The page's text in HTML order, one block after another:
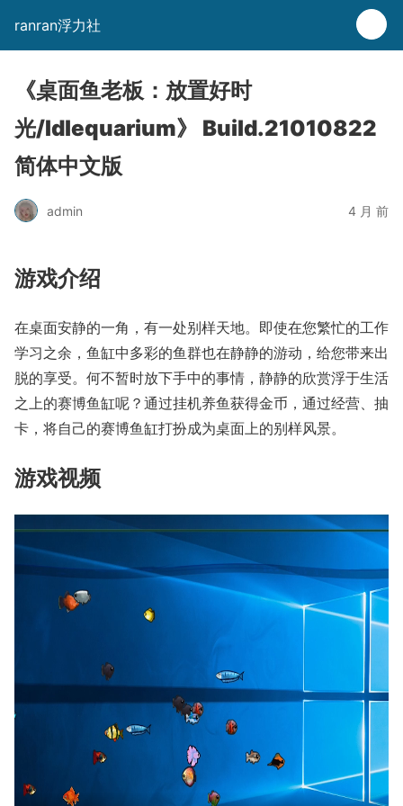
ranran浮力社
《桌面鱼老板：放置好时
光/Idlequarium》 Build.21010822
简体中文版
admin 4 月 前
游戏介绍
在桌面安静的一角，有一处别样天地。即使在您繁忙的工作
学习之余，鱼缸中多彩的鱼群也在静静的游动，给您带来出
脱的享受。何不暂时放下手中的事情，静静的欣赏浮于生活
之上的赛博鱼缸呢？通过挂机养鱼获得金币，通过经营、抽
卡，将自己的赛博鱼缸打扮成为桌面上的别样风景。
游戏视频